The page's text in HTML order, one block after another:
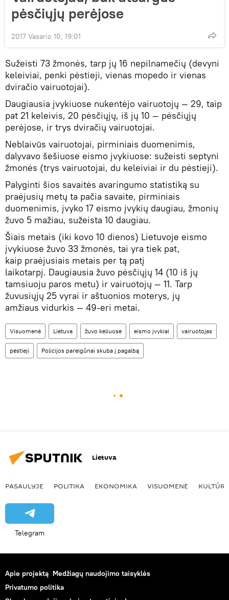
pėsčiųjų perėjose
2017 Vasario 10, 19:01
Sužeisti 73 žmonės, tarp jų 16 nepilnamečių (devyni
keleiviai, penki pėstieji, vienas mopedo ir vienas
dviračio vairuotojai).
Daugiausia įvykiuose nukentėjo vairuotojų — 29, taip
pat 21 keleivis, 20 pėsčiųjų, iš jų 10 — pėsčiųjų
perėjose, ir trys dviračių vairuotojai.
Neblaivūs vairuotojai, pirminiais duomenimis,
dalyvavo šešiuose eismo įvykiuose: sužeisti septyni
žmonės (trys vairuotojai, du keleiviai ir du pėstieji).
Palyginti šios savaitės avaringumo statistiką su
praėjusių metų ta pačia savaite, pirminiais
duomenimis, įvyko 17 eismo įvykių daugiau, žmonių
žuvo 5 mažiau, sužeista 10 daugiau.
Šiais metais (iki kovo 10 dienos) Lietuvoje eismo
įvykiuose žuvo 33 žmonės, tai yra tiek pat,
kaip praėjusiais metais per tą patį
laikotarpį. Daugiausia žuvo pėsčiųjų 14 (10 iš jų
tamsiuoju paros metu) ir vairuotojų — 11. Tarp
žuvusiųjų 25 vyrai ir aštuonios moterys, jų
amžiaus vidurkis — 49-eri metai.
Visuomenė Lietuva žuvo keliuose eismo įvykiai vairuotojas
pėstieji Policijos pareigūnai skuba į pagalbą
Lietuva
PASAULYJE POLITIKA EKONOMIKA VISUOMENĖ KULTŪRA
Telegram
Apie projektą Medžiagų naudojimo taisyklės
Privatumo politika